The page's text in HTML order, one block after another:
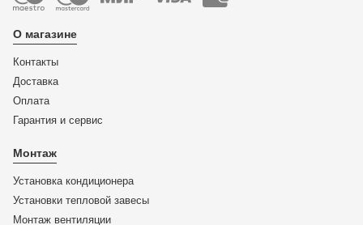
О магазине
Контакты
Доставка
Оплата
Гарантия и сервис
Монтаж
Установка кондиционера
Установки тепловой завесы
Монтаж вентиляции